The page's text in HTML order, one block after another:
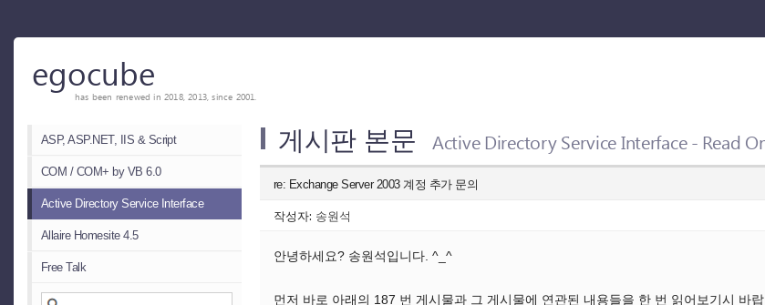
egocube
has been renewed in 2018, 2013, since 2001.
ASP, ASP.NET, IIS & Script
COM / COM+ by VB 6.0
Active Directory Service Interface
Allaire Homesite 4.5
Free Talk
게시판 본문 Active Directory Service Interface - Read
re: Exchange Server 2003 계정 추가 문의
작성자: 송원석
안녕하세요? 송원석입니다. ^_^
먼저 바로 아래의 187 번 게시물과 그 게시물에 연관된 내용들을 한 번 읽어보기시 바